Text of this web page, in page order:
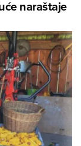
naraštaje